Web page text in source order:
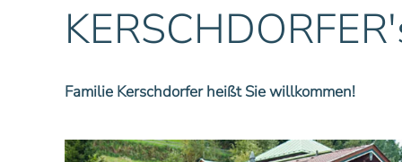
Familie Kerschdorfer heißt Sie willkommen!